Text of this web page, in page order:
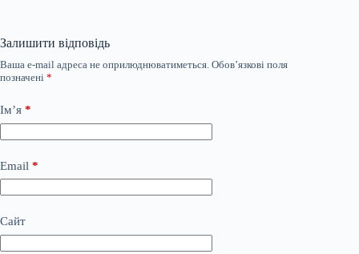
Залишити відповідь
Ваша e-mail адреса не оприлюднюватиметься. Обов’язкові поля
позначені *
Ім’я *
Email *
Сайт